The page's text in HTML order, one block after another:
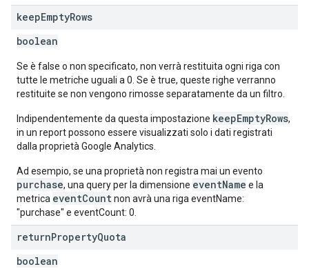
keepEmptyRows
boolean
Se è false o non specificato, non verrà restituita ogni riga con
tutte le metriche uguali a 0. Se è true, queste righe verranno
restituite se non vengono rimosse separatamente da un filtro.
Indipendentemente da questa impostazione keepEmptyRows,
in un report possono essere visualizzati solo i dati registrati
dalla proprietà Google Analytics.
Ad esempio, se una proprietà non registra mai un evento
purchase, una query per la dimensione eventName e la
metrica eventCountnon avrà una riga eventName:
"purchase" e eventCount: 0.
returnPropertyQuota
boolean